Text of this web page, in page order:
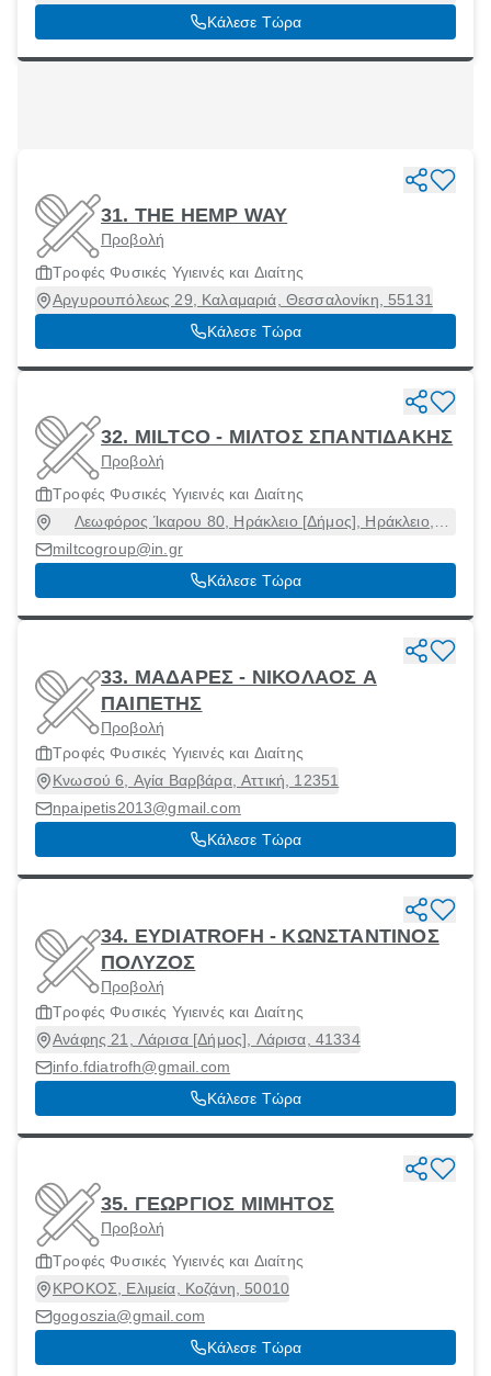
11523
Κάλεσε Τώρα
31. THE HEMP WAY
Προβολή
Τροφές Φυσικές Υγιεινές και Διαίτης
Αργυρουπόλεως 29, Καλαμαριά, Θεσσαλονίκη, 55131
Κάλεσε Τώρα
32. MILTCO - ΜΙΛΤΟΣ ΣΠΑΝΤΙΔΑΚΗΣ
Προβολή
Τροφές Φυσικές Υγιεινές και Διαίτης
Λεωφόρος Ίκαρου 80, Ηράκλειο [Δήμος], Ηράκλειο,
miltcogroup@in.gr
Κάλεσε Τώρα
33. ΜΑΔΑΡΕΣ - ΝΙΚΟΛΑΟΣ Α
ΠΑΙΠΕΤΗΣ
Προβολή
Τροφές Φυσικές Υγιεινές και Διαίτης
Κνωσού 6, Αγία Βαρβάρα, Αττική, 12351
npaipetis2013@gmail.com
Κάλεσε Τώρα
34. EYDIATROFH - ΚΩΝΣΤΑΝΤΙΝΟΣ
ΠΟΛΥΖΟΣ
Προβολή
Τροφές Φυσικές Υγιεινές και Διαίτης
Ανάφης 21, Λάρισα [Δήμος], Λάρισα, 41334
info.fdiatrofh@gmail.com
Κάλεσε Τώρα
35. ΓΕΩΡΓΙΟΣ ΜΙΜΗΤΟΣ
Προβολή
Τροφές Φυσικές Υγιεινές και Διαίτης
ΚΡΟΚΟΣ, Ελιμεία, Κοζάνη, 50010
gogoszia@gmail.com
Κάλεσε Τώρα